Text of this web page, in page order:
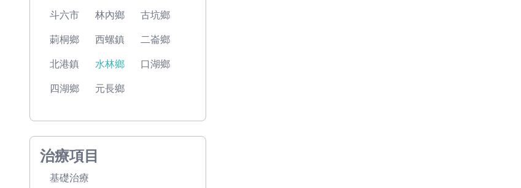
斗六市 林內鄉 古坑鄉
莿桐鄉 西螺鎮 二崙鄉
北港鎮 水林鄉 口湖鄉
四湖鄉 元長鄉
治療項目
基礎治療